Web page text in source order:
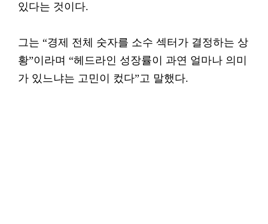
있다는 것이다.
그는 “경제 전체 숫자를 소수 섹터가 결정하는 상
황”이라며 “헤드라인 성장률이 과연 얼마나 의미
가 있느냐는 고민이 컸다”고 말했다.